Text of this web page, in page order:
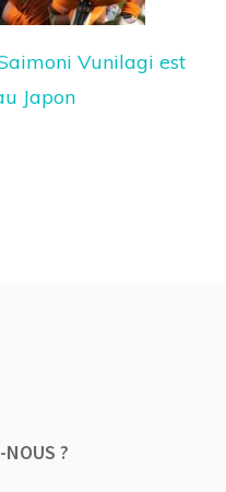
Vunilagi est
Japon
NOUS ?